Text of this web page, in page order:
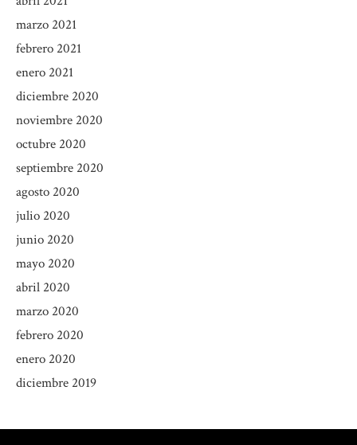
marzo 2021
febrero 2021
enero 2021
diciembre 2020
noviembre 2020
octubre 2020
septiembre 2020
agosto 2020
julio 2020
junio 2020
mayo 2020
abril 2020
marzo 2020
febrero 2020
enero 2020
diciembre 2019